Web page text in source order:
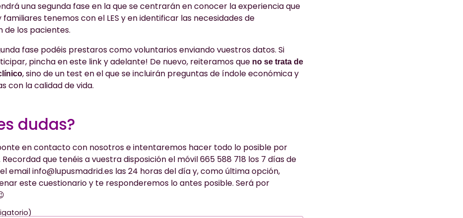
una segunda fase en la que se centrarán en conocer la experiencia que
tenemos con el LES y en identificar las necesidades de
de los pacientes.
fase podéis prestaros como voluntarios enviando vuestros datos. Si
pincha en este link y adelante! De nuevo, reiteramos que no se trata de
, sino de un test en el que se incluirán preguntas de índole económica y
con la calidad de vida.
dudas?
en contacto con nosotros e intentaremos hacer todo lo posible por
que tenéis a vuestra disposición el móvil 665 588 718 los 7 días de
email info@lupusmadrid.es las 24 horas del día y, como última opción,
este cuestionario y te responderemos lo antes posible. Será por